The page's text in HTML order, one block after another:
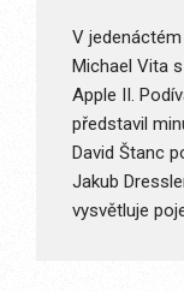
V
Michael Vita
Apple II.
představil
David Štanc
Jakub
vysvětluje